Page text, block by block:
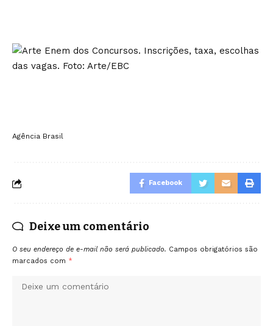
Agência Brasil
Facebook
Deixe um comentário
O seu endereço de e-mail não será publicado. Campos obrigatórios são
marcados com *